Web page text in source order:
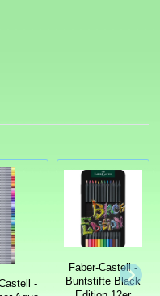
-
Faber-Castell -
Buntstifte Black